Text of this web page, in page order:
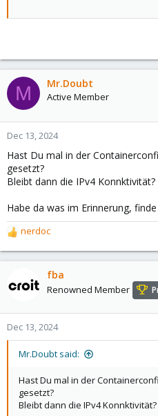
M Mr.Doubt
Active Member
Dec 13, 2024
Hast Du mal in der
gesetzt?
Bleibt dann die IPv4 Konnktivität?
Habe da was im Erinnerung,
R
e
a
t
o
n
nerdoc
fba
Renowned Member
Dec 13, 2024
Mr.Doubt said:
Hast Du mal in der
gesetzt?
Bleibt dann die IPv4 Konnktivität?